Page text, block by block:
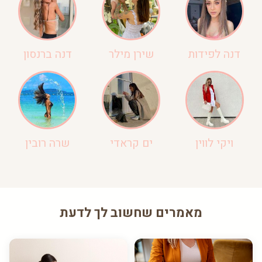
דנה לפידות שירן מילר דנה ברנסון
ויקי לווין ים קראדי שרה רובין
מאמרים שחשוב לך לדעת